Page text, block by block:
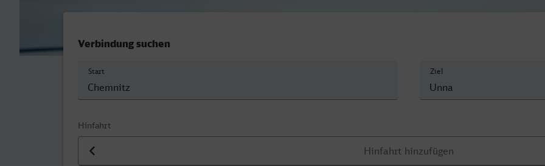
Verbindung suchen
Start Ziel
Hinfahrt
Datum der Hinfahrt